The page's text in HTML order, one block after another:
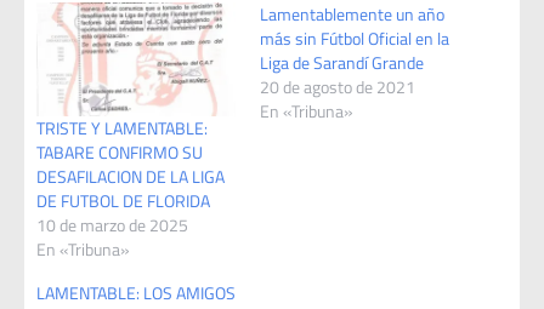
TRISTE Y LAMENTABLE:
TABARE CONFIRMO SU
DESAFILACION DE LA LIGA
DE FUTBOL DE FLORIDA
10 de marzo de 2025
En «Tribuna»
Lamentablemente un año
más sin Fútbol Oficial en la
Liga de Sarandí Grande
20 de agosto de 2021
En «Tribuna»
LAMENTABLE: LOS AMIGOS